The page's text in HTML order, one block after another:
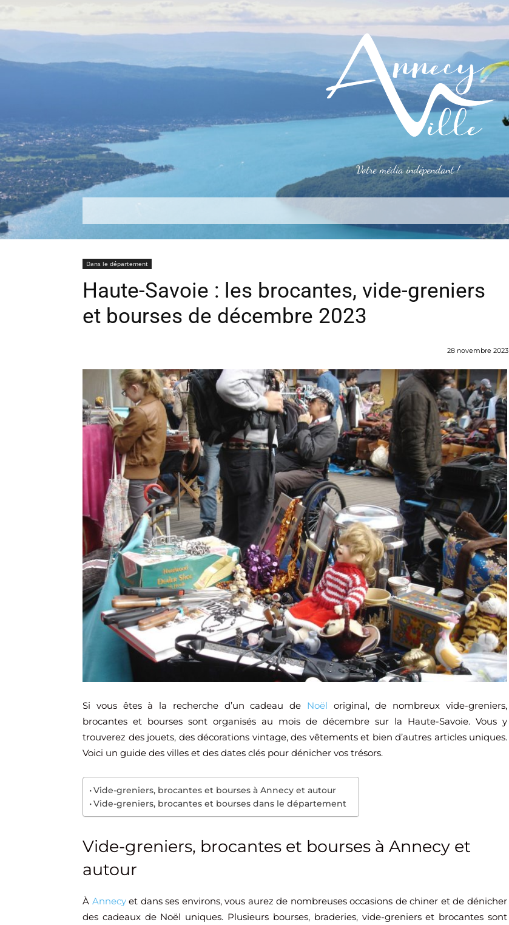
Votre média indépendant !
Dans le département
Haute-Savoie : les brocantes, vide-greniers
et bourses de décembre 2023
28 novembre 2023
Si vous êtes à la recherche d’un cadeau de Noël original, de nombreux vide-greniers,
brocantes et bourses sont organisés au mois de décembre sur la Haute-Savoie. Vous y
trouverez des jouets, des décorations vintage, des vêtements et bien d’autres articles uniques.
Voici un guide des villes et des dates clés pour dénicher vos trésors.
Vide-greniers, brocantes et bourses à Annecy et autour
Vide-greniers, brocantes et bourses dans le département
Vide-greniers, brocantes et bourses à Annecy et
autour
À Annecyet dans ses environs, vous aurez de nombreuses occasions de chiner et de dénicher
des cadeaux de Noël uniques. Plusieurs bourses, braderies, vide-greniers et brocantes sont